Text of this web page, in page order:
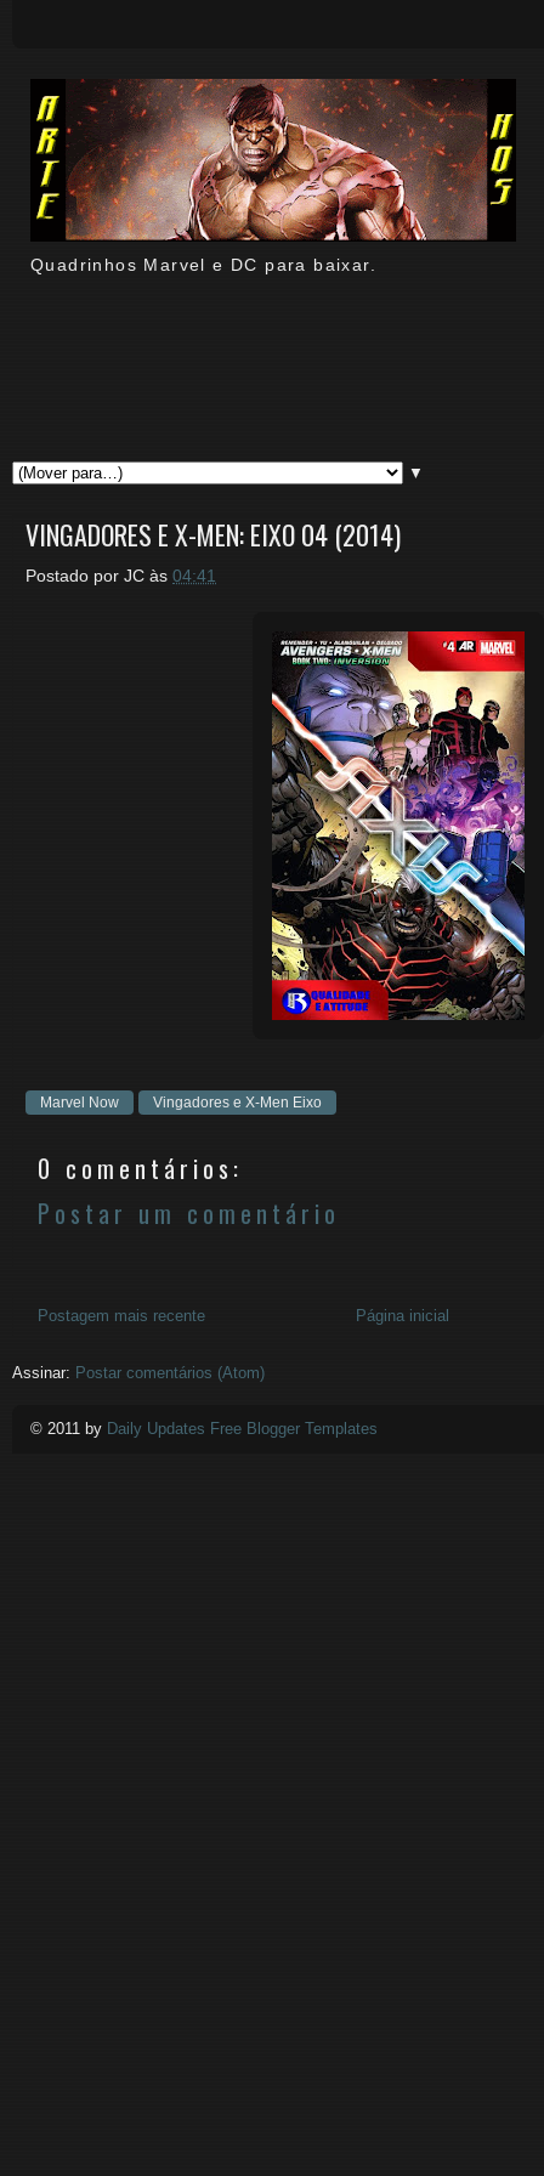
Quadrinhos Marvel e DC para baixar.
▼
VINGADORES E X-MEN: EIXO 04 (2014)
Postado por JC às 04:41
Marvel Now Vingadores e X-Men Eixo
0 comentários:
Postar um comentário
Postagem mais recente Página inicial
Assinar: Postar comentários (Atom)
© 2011 by Daily Updates Free Blogger Templates